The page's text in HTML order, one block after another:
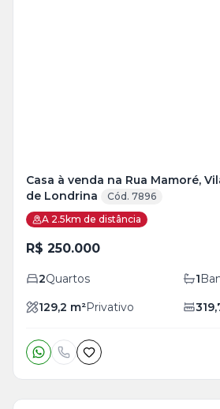
Casa à venda na Rua Mamoré,
de Londrina
Cód. 7896
A 2.5km de distância
R$ 250.000
2Quartos 1
129,2 m²Privativo